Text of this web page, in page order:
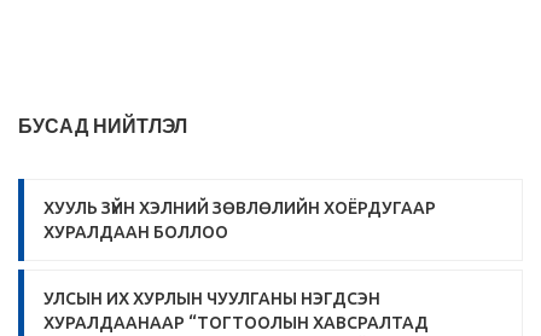
БУСАД НИЙТЛЭЛ
ХУУЛЬ ЗҮЙН ХЭЛНИЙ ЗӨВЛӨЛИЙН ХОЁРДУГААР
ХУРАЛДААН БОЛЛОО
УЛСЫН ИХ ХУРЛЫН ЧУУЛГАНЫ НЭГДСЭН
ХУРАЛДААНААР “ТОГТООЛЫН ХАВСРАЛТАД